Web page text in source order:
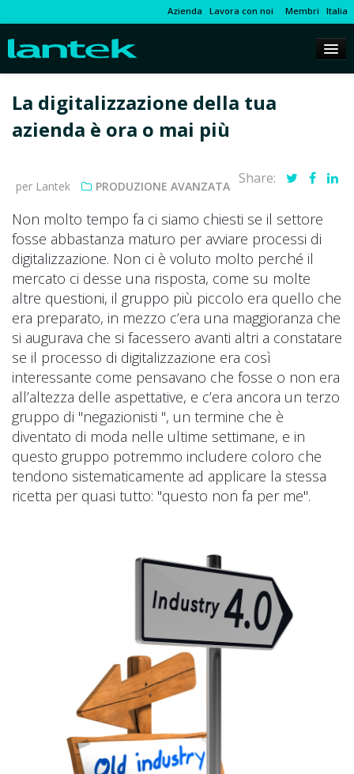
Azienda Lavora con noi Membri Italia
La digitalizzazione della tua
azienda è ora o mai più
per Lantek PRODUZIONE AVANZATA Share:
Non molto tempo fa ci siamo chiesti se il settore
fosse abbastanza maturo per avviare processi di
digitalizzazione. Non ci è voluto molto perché il
mercato ci desse una risposta, come su molte
altre questioni, il gruppo più piccolo era quello che
era preparato, in mezzo c’era una maggioranza che
si augurava che si facessero avanti altri a constatare
se il processo di digitalizzazione era così
interessante come pensavano che fosse o non era
all’altezza delle aspettative, e c’era ancora un terzo
gruppo di "negazionisti ", un termine che è
diventato di moda nelle ultime settimane, e in
questo gruppo potremmo includere coloro che
tendono sistematicamente ad applicare la stessa
ricetta per quasi tutto: "questo non fa per me".